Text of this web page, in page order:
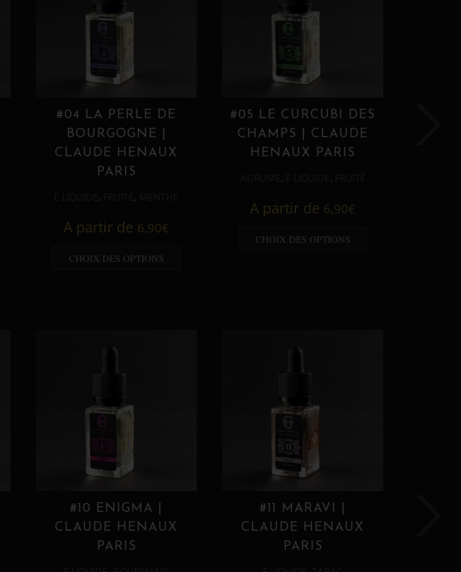
#04 LA PERLE DE
BOURGOGNE |
CLAUDE HENAUX
PARIS
, ,
A partir de 6,90€
CHOIX DES OPTIONS
#05 LE CURCUBI DES
CHAMPS | CLAUDE
HENAUX PARIS
, ,
A partir de 6,90€
CHOIX DES OPTIONS
#10 ENIGMA |
CLAUDE HENAUX
PARIS
#11 MARAVI |
CLAUDE HENAUX
PARIS